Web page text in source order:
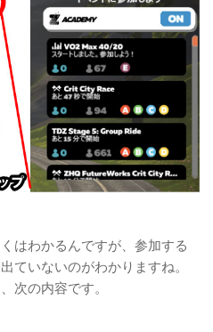
はわかるんですが、参加する
ていないのがわかりますね。
次の内容です。